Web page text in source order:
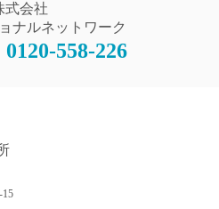
式会社
ナルネットワーク
0120-558-226